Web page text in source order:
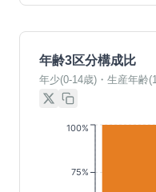
年齢3区分構成比
年少(0-14歳)・生産年齢
75%
100%